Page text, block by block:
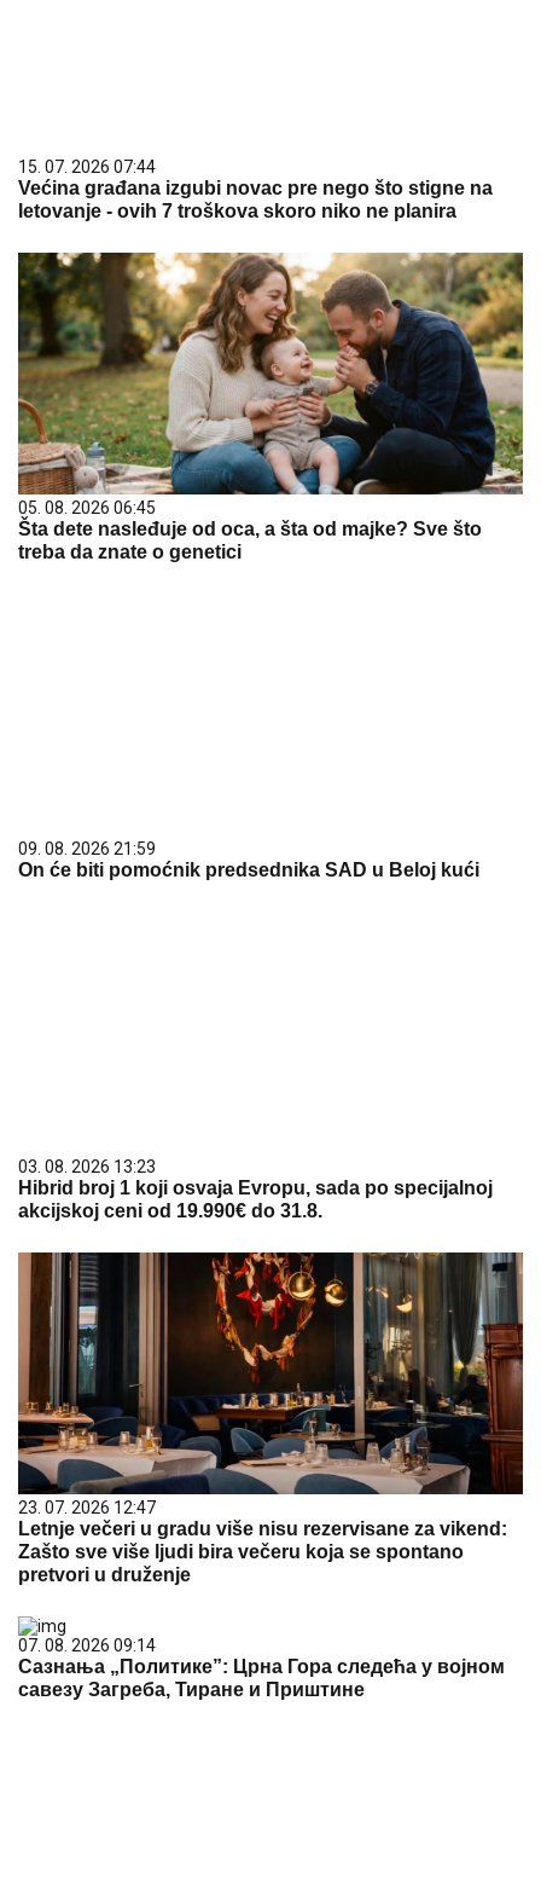
15. 07. 2026 07:44
Većina građana izgubi novac pre nego što stigne na
letovanje - ovih 7 troškova skoro niko ne planira
05. 08. 2026 06:45
Šta dete nasleđuje od oca, a šta od majke? Sve što
treba da znate o genetici
09. 08. 2026 21:59
On će biti pomoćnik predsednika SAD u Beloj kući
03. 08. 2026 13:23
Hibrid broj 1 koji osvaja Evropu, sada po specijalnoj
akcijskoj ceni od 19.990€ do 31.8.
23. 07. 2026 12:47
Letnje večeri u gradu više nisu rezervisane za vikend:
Zašto sve više ljudi bira večeru koja se spontano
pretvori u druženje
07. 08. 2026 09:14
Сазнања „Политике”: Црна Гора следећа у војном
савезу Загреба, Тиране и Приштине